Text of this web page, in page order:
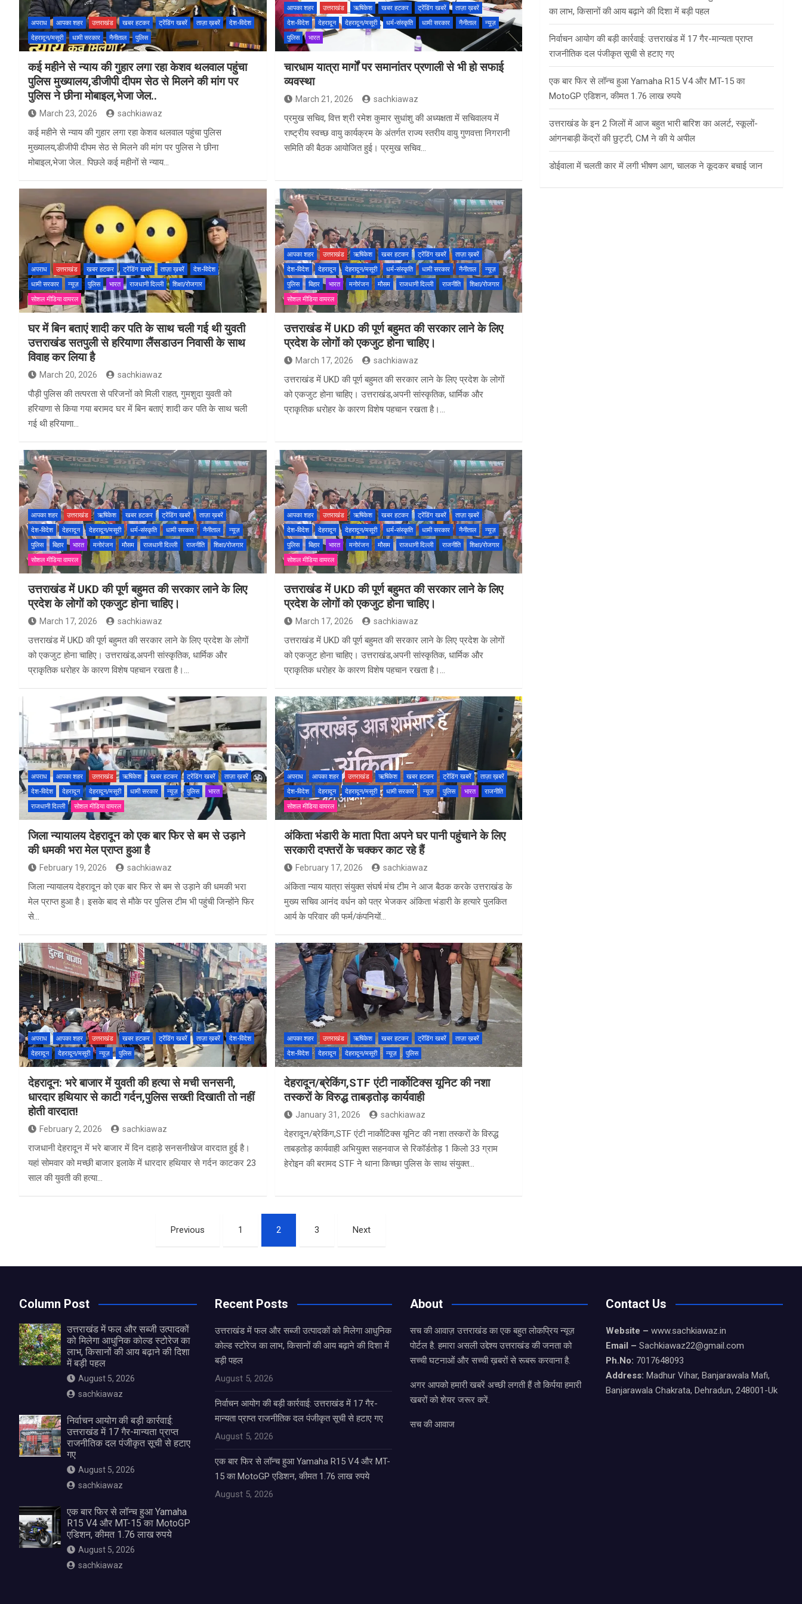
अपराध आपका शहर उत्तराखंड खबर हटकर ट्रेंडिंग खबरें ताज़ा ख़बरें
देश-विदेश
देहरादून/मसूरी
धामी सरकार नैनीताल पुलिस
कई महीने से न्याय की गुहार लगा रहा केशव थलवाल पहुंचा
पुलिस मुख्यालय,डीजीपी दीपम सेठ से मिलने की मांग पर
पुलिस ने छीना मोबाइल,भेजा जेल..
March 23, 2026 sachkiawaz
कई महीने से न्याय की गुहार लगा रहा केशव थलवाल पहुंचा पुलिस
मुख्यालय,डीजीपी दीपम सेठ से मिलने की मांग पर पुलिस ने छीना
मोबाइल,भेजा जेल.. पिछले कई महीनों से न्याय…
आपका शहर उत्तराखंड ऋषिकेश खबर हटकर ट्रेंडिंग खबरें
ताज़ा ख़बरें
देश-विदेश
देहरादून देहरादून/मसूरी धर्म-संस्कृति धामी सरकार नैनीताल
न्यूज़
पुलिस
भारत
चारधाम यात्रा मार्गों पर समानांतर प्रणाली से भी हो सफाई
व्यवस्था
March 21, 2026 sachkiawaz
प्रमुख सचिव, वित्त श्री रमेश कुमार सुधांशु की अध्यक्षता में सचिवालय में
राष्ट्रीय स्वच्छ वायु कार्यक्रम के अंतर्गत राज्य स्तरीय वायु गुणवत्ता निगरानी
समिति की बैठक आयोजित हुई। प्रमुख सचिव…
अपराध उत्तराखंड खबर हटकर ट्रेंडिंग खबरें ताज़ा ख़बरें
देश-विदेश
धामी सरकार
न्यूज़ पुलिस भारत राजधानी दिल्ली
शिक्षा/रोजगार
सोशल मीडिया वायरल
घर में बिन बताएं शादी कर पति के साथ चली गई थी युवती
उत्तराखंड सतपुली से हरियाणा लैंसडाउन निवासी के साथ
विवाह कर लिया है
March 20, 2026 sachkiawaz
पौड़ी पुलिस की तत्परता से परिजनों को मिली राहत, गुमशुदा युवती को
हरियाणा से किया गया बरामद घर में बिन बताएं शादी कर पति के साथ चली
गई थी हरियाणा…
आपका शहर उत्तराखंड ऋषिकेश खबर हटकर ट्रेंडिंग खबरें
ताज़ा ख़बरें
देश-विदेश
देहरादून देहरादून/मसूरी धर्म-संस्कृति धामी सरकार नैनीताल
न्यूज़
पुलिस
बिहार भारत मनोरंजन मौसम राजधानी दिल्ली राजनीति
शिक्षा/रोजगार
सोशल मीडिया वायरल
उत्तराखंड में UKD की पूर्ण बहुमत की सरकार लाने के लिए
प्रदेश के लोगों को एकजुट होना चाहिए।
March 17, 2026 sachkiawaz
उत्तराखंड में UKD की पूर्ण बहुमत की सरकार लाने के लिए प्रदेश के लोगों
को एकजुट होना चाहिए। उत्तराखंड,अपनी सांस्कृतिक, धार्मिक और
प्राकृतिक धरोहर के कारण विशेष पहचान रखता है।…
आपका शहर उत्तराखंड ऋषिकेश खबर हटकर ट्रेंडिंग खबरें
ताज़ा ख़बरें
देश-विदेश
देहरादून देहरादून/मसूरी धर्म-संस्कृति धामी सरकार नैनीताल
न्यूज़
पुलिस
बिहार भारत मनोरंजन मौसम राजधानी दिल्ली राजनीति
शिक्षा/रोजगार
सोशल मीडिया वायरल
उत्तराखंड में UKD की पूर्ण बहुमत की सरकार लाने के लिए
प्रदेश के लोगों को एकजुट होना चाहिए।
March 17, 2026 sachkiawaz
उत्तराखंड में UKD की पूर्ण बहुमत की सरकार लाने के लिए प्रदेश के लोगों
को एकजुट होना चाहिए। उत्तराखंड,अपनी सांस्कृतिक, धार्मिक और
प्राकृतिक धरोहर के कारण विशेष पहचान रखता है।…
आपका शहर उत्तराखंड ऋषिकेश खबर हटकर ट्रेंडिंग खबरें
ताज़ा ख़बरें
देश-विदेश
देहरादून देहरादून/मसूरी धर्म-संस्कृति धामी सरकार नैनीताल
न्यूज़
पुलिस
बिहार भारत मनोरंजन मौसम राजधानी दिल्ली राजनीति
शिक्षा/रोजगार
सोशल मीडिया वायरल
उत्तराखंड में UKD की पूर्ण बहुमत की सरकार लाने के लिए
प्रदेश के लोगों को एकजुट होना चाहिए।
March 17, 2026 sachkiawaz
उत्तराखंड में UKD की पूर्ण बहुमत की सरकार लाने के लिए प्रदेश के लोगों
को एकजुट होना चाहिए। उत्तराखंड,अपनी सांस्कृतिक, धार्मिक और
प्राकृतिक धरोहर के कारण विशेष पहचान रखता है।…
अपराध आपका शहर उत्तराखंड ऋषिकेश खबर हटकर ट्रेंडिंग खबरें
ताज़ा ख़बरें
देश-विदेश
देहरादून देहरादून/मसूरी धामी सरकार न्यूज़ पुलिस
भारत
राजधानी दिल्ली
सोशल मीडिया वायरल
जिला न्यायालय देहरादून को एक बार फिर से बम से उड़ाने
की धमकी भरा मेल प्राप्त हुआ है
February 19, 2026 sachkiawaz
जिला न्यायालय देहरादून को एक बार फिर से बम से उड़ाने की धमकी भरा
मेल प्राप्त हुआ है। इसके बाद से मौके पर पुलिस टीम भी पहुंची जिन्होंने फिर
से…
अपराध आपका शहर उत्तराखंड ऋषिकेश खबर हटकर ट्रेंडिंग खबरें
ताज़ा ख़बरें
देश-विदेश
देहरादून देहरादून/मसूरी धामी सरकार न्यूज़ पुलिस भारत
राजनीति
सोशल मीडिया वायरल
अंकिता भंडारी के माता पिता अपने घर पानी पहुंचाने के लिए
सरकारी दफ्तरों के चक्कर काट रहे हैं
February 17, 2026 sachkiawaz
अंकिता न्याय यात्रा संयुक्त संघर्ष मंच टीम ने आज बैठक करके उत्तराखंड के
मुख्य सचिव आनंद वर्धन को पत्र भेजकर अंकिता भंडारी के हत्यारे पुलकित
आर्य के परिवार की फर्म/कंपनियों…
अपराध आपका शहर उत्तराखंड खबर हटकर ट्रेंडिंग खबरें ताज़ा ख़बरें
देश-विदेश
देहरादून
देहरादून/मसूरी न्यूज़ पुलिस
देहरादून: भरे बाजार में युवती की हत्या से मची सनसनी,
धारदार हथियार से काटी गर्दन,पुलिस सख्ती दिखाती तो नहीं
होती वारदात!
February 2, 2026 sachkiawaz
राजधानी देहरादून में भरे बाजार में दिन दहाड़े सनसनीखेज वारदात हुई है।
यहां सोमवार को मच्छी बाजार इलाके में धारदार हथियार से गर्दन काटकर 23
साल की युवती की हत्या…
आपका शहर उत्तराखंड ऋषिकेश खबर हटकर ट्रेंडिंग खबरें
ताज़ा ख़बरें
देश-विदेश
देहरादून देहरादून/मसूरी न्यूज़ पुलिस
देहरादून/ब्रेकिंग,STF एंटी नार्कोटिक्स यूनिट की नशा
तस्करों के विरुद्ध ताबड़तोड़ कार्यवाही
January 31, 2026 sachkiawaz
देहरादून/ब्रेकिंग,STF एंटी नार्कोटिक्स यूनिट की नशा तस्करों के विरुद्ध
ताबड़तोड़ कार्यवाही अभियुक्त सहनवाज से रिकॉर्डतोड़ 1 किलो 33 ग्राम
हेरोइन की बरामद STF ने थाना किच्छा पुलिस के साथ संयुक्त…
Previous 1 2 3 Next
का लाभ, किसानों की आय बढ़ाने की दिशा में बड़ी पहल
निर्वाचन आयोग की बड़ी कार्रवाई: उत्तराखंड में 17 गैर-मान्यता प्राप्त
राजनीतिक दल पंजीकृत सूची से हटाए गए
एक बार फिर से लॉन्च हुआ Yamaha R15 V4 और MT-15 का
MotoGP एडिशन, कीमत 1.76 लाख रुपये
उत्तराखंड के इन 2 जिलों में आज बहुत भारी बारिश का अलर्ट, स्कूलों-
आंगनबाड़ी केंद्रों की छुट्टी, CM ने की ये अपील
डोईवाला में चलती कार में लगी भीषण आग, चालक ने कूदकर बचाई जान
Column Post
उत्तराखंड में फल और सब्जी उत्पादकों
को मिलेगा आधुनिक कोल्ड स्टोरेज का
लाभ, किसानों की आय बढ़ाने की दिशा
में बड़ी पहल
August 5, 2026
sachkiawaz
निर्वाचन आयोग की बड़ी कार्रवाई:
उत्तराखंड में 17 गैर-मान्यता प्राप्त
राजनीतिक दल पंजीकृत सूची से हटाए
गए
August 5, 2026
sachkiawaz
एक बार फिर से लॉन्च हुआ Yamaha
R15 V4 और MT-15 का MotoGP
एडिशन, कीमत 1.76 लाख रुपये
August 5, 2026
sachkiawaz
Recent Posts
उत्तराखंड में फल और सब्जी उत्पादकों को मिलेगा आधुनिक
कोल्ड स्टोरेज का लाभ, किसानों की आय बढ़ाने की दिशा में
बड़ी पहल
August 5, 2026
निर्वाचन आयोग की बड़ी कार्रवाई: उत्तराखंड में 17 गैर-
मान्यता प्राप्त राजनीतिक दल पंजीकृत सूची से हटाए गए
August 5, 2026
एक बार फिर से लॉन्च हुआ Yamaha R15 V4 और MT-
15 का MotoGP एडिशन, कीमत 1.76 लाख रुपये
August 5, 2026
About
सच की आवाज़ उत्तराखंड का एक बहुत लोकप्रिय न्यूज़
पोर्टल है. हमारा असली उद्देश्य उत्तराखंड की जनता को
सच्ची घटनाओं और सच्ची ख़बरों से रूबरू करवाना है.
अगर आपको हमारी खबरें अच्छी लगती हैं तो किर्पया हमारी
खबरों को शेयर जरूर करें.
सच की आवाज
Contact Us
Website – www.sachkiawaz.in
Email – Sachkiawaz22@gmail.com
Ph.No: 7017648093
Address: Madhur Vihar, Banjarawala Mafi,
Banjarawala Chakrata, Dehradun, 248001-Uk